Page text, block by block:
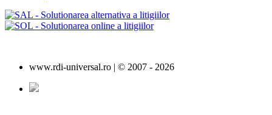
www.rdi-universal.ro | © 2007 - 2026